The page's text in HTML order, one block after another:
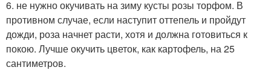
6. не нужно окучивать на зиму кусты розы торфом. В
противном случае, если наступит оттепель и пройдут
дожди, роза начнет расти, хотя и должна готовиться к
покою. Лучше окучить цветок, как картофель, на 25
сантиметров.